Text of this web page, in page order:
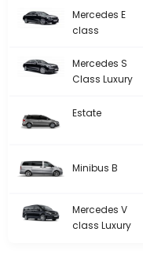
Mercedes E
class
Mercedes S
Class Luxury
Estate
Minibus B
Mercedes V
class Luxury